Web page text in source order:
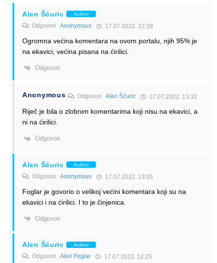
Alen Šćuric Author
Odgovori Anonymous 17.07.2022. 12:28
Ogromna većina komentara na ovom portalu, njih 95% je
na ekavici, većina pisana na ćirilici.
Odgovori
Anonymous OdgovoriAlen Šćuric 17.07.2022. 13:32
Riječ je bila o zlobnim komentarima koji nisu na ekavici, a
ni na ćirilici.
Odgovori
Alen Šćuric Author
Odgovori Anonymous 17.07.2022. 13:55
Foglar je govorio o velikoj većini komentara koji su na
ekavici i na ćirilici. I to je činjenica.
Odgovori
Alen Šćuric Author
Odgovori Alen Foglar 17.07.2022. 12:25